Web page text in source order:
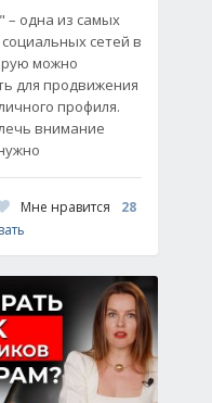
– одна из самых
сетей в
можно
для продвижения
профиля.
внимание
Мне нравится
28